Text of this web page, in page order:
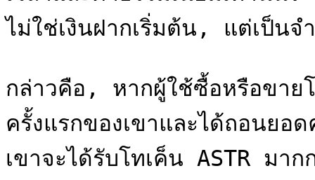
ไม่ใช่เงินฝากเริ่มต้น, แต่เป็น
กล่าวคือ, หากผู้ใช้ซื้อหรือขาย
ครั้งแรกของเขาและได้ถอนยอ
เขาจะได้รับโทเค็น ASTR มา